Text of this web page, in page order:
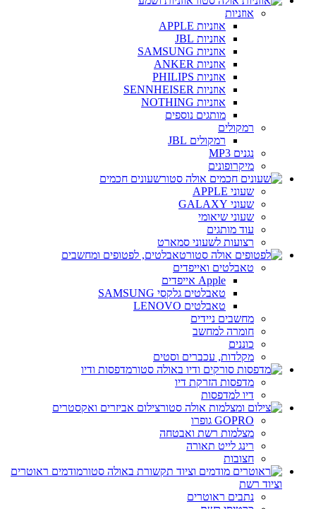
אוזניות
אוזניות APPLE
אוזניות JBL
אוזניות SAMSUNG
אוזניות ANKER
אוזניות PHILIPS
אוזניות SENNHEISER
אוזניות NOTHING
מותגים נוספים
רמקולים
רמקולים JBL
נגנים MP3
מיקרופונים
שעונים חכמים
שעוני APPLE
שעוני GALAXY
שעוני שיאומי
עוד מותגים
רצועות לשעוני סמארט
טאבלטים, לפטופים ומחשבים
טאבלטים ואייפדים
Apple אייפדים
טאבלטים גלקסי SAMSUNG
טאבלטים LENOVO
מחשבים ניידים
חומרה למחשב
כוננים
מקלדות, עכברים וסטים
מדפסות ודיו
מדפסות הזרקת דיו
דיו למדפסות
צילום אביזרים ואקסטרים
GOPRO גופרו
מצלמות רשת ואבטחה
רינג לייט תאורה
חצובות
מודמים ראוטרים
וציוד רשת
נתבים ראוטרים